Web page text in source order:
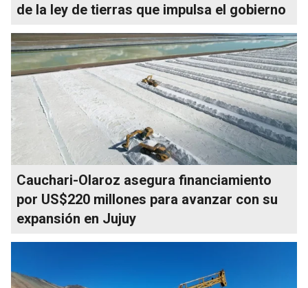
de la ley de tierras que impulsa el gobierno
Cauchari-Olaroz asegura financiamiento
por US$220 millones para avanzar con su
expansión en Jujuy